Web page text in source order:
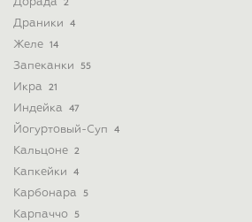
Дорада 2
Драники 4
Желе 14
Запеканки 55
Икра 21
Индейка 47
Йогуртовый-Суп 4
Кальцоне 2
Капкейки 4
Карбонара 5
Карпаччо 5